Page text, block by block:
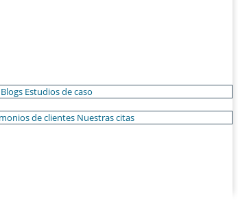
Blogs Estudios de caso
de clientes Nuestras citas